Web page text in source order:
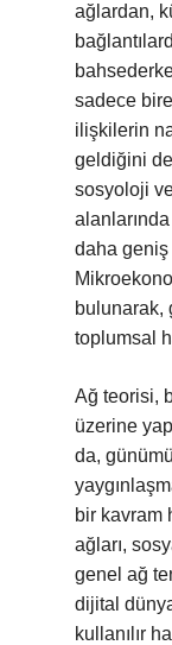
ağlardan,
sadece
ilişkilerin
geldiğini
sosyoloji
daha geniş
bulunarak,
toplumsal
Ağ teorisi,
üzerine
da,
bir kavram
ağları,
genel ağ
dijital
kullanılır